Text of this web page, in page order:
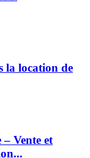
la location de
Vente et